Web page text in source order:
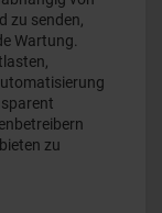
zu senden,
Wartung.
zu